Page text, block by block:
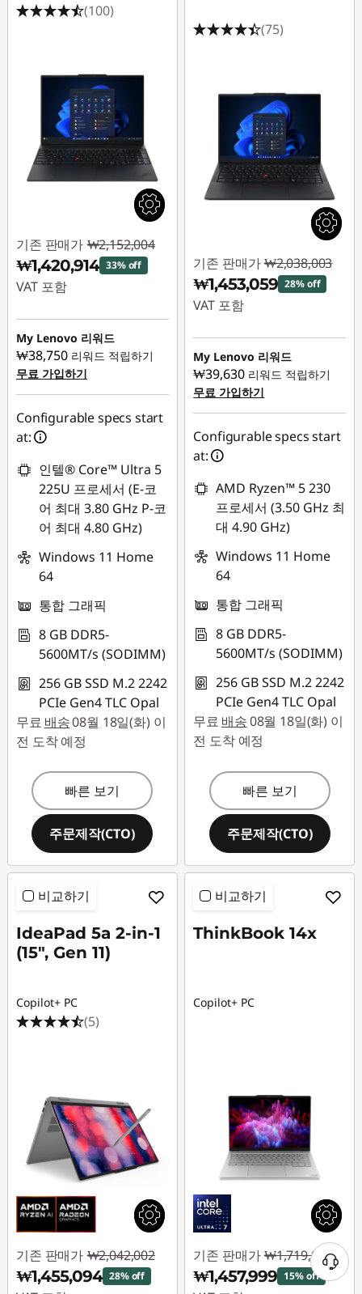
(100)
기존 판매가 ₩2,152,004
₩1,420,914 33% off
VAT 포함
즉시 할인: :-
₩731,090
My Lenovo 리워드
₩38,750 리워드 적립하기
무료 가입하기
Configurable specs start
at:
인텔® Core™ Ultra 5
225U 프로세서 (E-코
어 최대 3.80 GHz P-코
어 최대 4.80 GHz)
Windows 11 Home
64
통합 그래픽
8 GB DDR5-
5600MT/s (SODIMM)
256 GB SSD M.2 2242
PCIe Gen4 TLC Opal
무료 배송08월 18일(화) 이
전 도착 예정
빠른 보기
주문제작(CTO)
(75)
기존 판매가 ₩2,038,003
₩1,453,059 28% off
VAT 포함
즉시 할인: :-
₩584,944
My Lenovo 리워드
₩39,630 리워드 적립하기
무료 가입하기
Configurable specs start
at:
AMD Ryzen™ 5 230
프로세서 (3.50 GHz 최
대 4.90 GHz)
Windows 11 Home
64
통합 그래픽
8 GB DDR5-
5600MT/s (SODIMM)
256 GB SSD M.2 2242
PCIe Gen4 TLC Opal
무료 배송08월 18일(화) 이
전 도착 예정
빠른 보기
주문제작(CTO)
비교하기
IdeaPad 5a 2-in-1
(15", Gen 11)
Copilot+ PC
(5)
기존 판매가 ₩2,042,002
₩1,455,094 28% off
비교하기
ThinkBook 14x
Copilot+ PC
기존 판매가 ₩1,719,003
₩1,457,999 15% off